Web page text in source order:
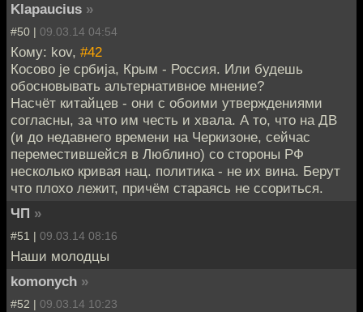
Klapaucius »
#50 | 09.03.14 04:54
Кому: kov, #42
Косово je србиjа, Крым - Россия. Или будешь
обосновывать альтернативное мнение?
Насчёт китайцев - они с обоими утверждениями
согласны, за что им честь и хвала. А то, что на ДВ
(и до недавнего времени на Черкизоне, сейчас
переместившейся в Люблино) со стороны РФ
несколько кривая нац. политика - не их вина. Берут
что плохо лежит, причём стараясь не ссориться.
ЧП »
#51 | 09.03.14 08:16
Наши молодцы
komonych »
#52 | 09.03.14 10:23